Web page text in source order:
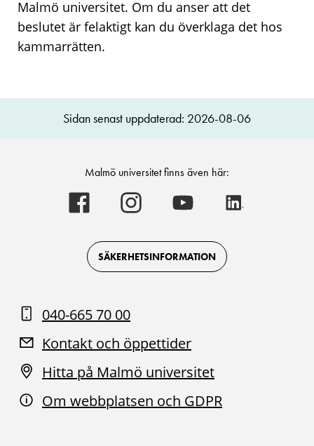
Malmö universitet. Om du anser att det
beslutet är felaktigt kan du överklaga det hos
kammarrätten.
Sidan senast uppdaterad: 2026-08-06
Malmö universitet finns även här:
Malmö
universitet
on
Facebook
Malmö
universitet
on
Instagram
Malmö
universitet
on
Youtube
SÄKERHETSINFORMATION
040-665 70 00
Kontakt och öppettider
Hitta på Malmö universitet
Om webbplatsen och GDPR